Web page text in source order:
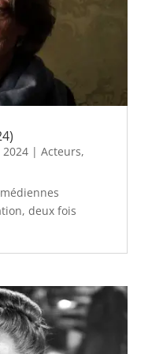
2024| Acteurs,
deux fois